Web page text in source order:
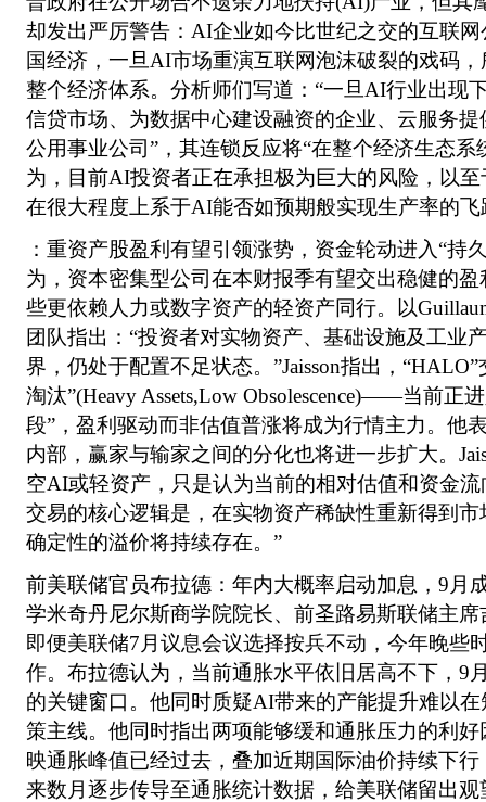
却发出严厉警告：AI企业如今比世纪之交的互联
国经济，一旦AI市场重演互联网泡沫破裂的戏码
整个经济体系。分析师们写道：“一旦AI行业出现
信贷市场、为数据中心建设融资的企业、云服务
公用事业公司”，其连锁反应将“在整个经济生态系
为，目前AI投资者正在承担极为巨大的风险，以
在很大程度上系于AI能否如预期般实现生产率的
：重资产股盈利有望引领涨势，资金轮动进入“持
为，资本密集型公司在本财报季有望交出稳健的
些更依赖人力或数字资产的轻资产同行。以
团队指出：“投资者对实物资产、基础设施及工业
界，仍处于配置不足状态。”Jaisson指出，
淘汰”(Heavy Assets,Low Obsolescence)——当前正
段”，盈利驱动而非估值普涨将成为行情主力。他
内部，赢家与输家之间的分化也将进一步扩大。
空AI或轻资产，只是认为当前的相对估值和资金
交易的核心逻辑是，在实物资产稀缺性重新得到
确定性的溢价将持续存在。”
前美联储官员布拉德：年内大概率启动加息，9月
学米奇丹尼尔斯商学院院长、前圣路易斯联储主
即便美联储7月议息会议选择按兵不动，今年晚些
作。布拉德认为，当前通胀水平依旧居高不下，9
的关键窗口。他同时质疑AI带来的产能提升难以
策主线。他同时指出两项能够缓和通胀压力的利
映通胀峰值已经过去，叠加近期国际油价持续下
来数月逐步传导至通胀统计数据，给美联储留出